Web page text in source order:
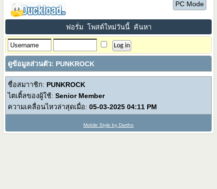
PC Mode
ฟอรั่ม โพสต์ใหม่วันนี้ ค้นหา
ดูข้อมูลส่วนตัว: PUNKROCK
ชื่อสมาาชิก: PUNKROCK
ไตเติ้ลของผู้ใช้:Senior Member
ความเคลื่อนไหวล่าสุดเมื่อ: 05-03-202504:11 PM
Mobile Style by Dartho